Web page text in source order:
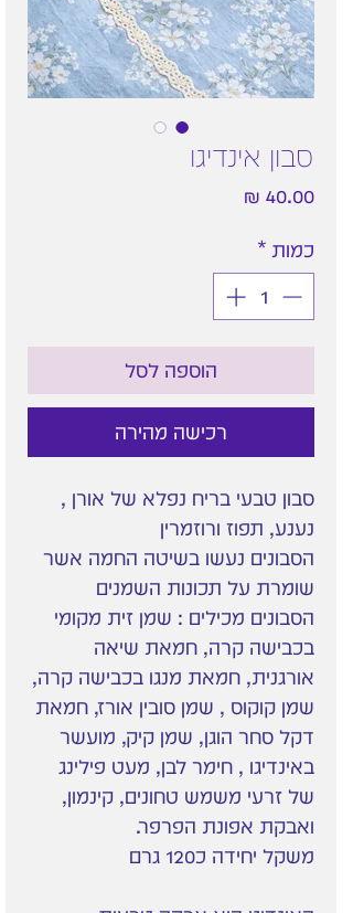
סבון אינדיגו
כמות *
הוספה לסל
רכישה מהירה
סבון טבעי בריח נפלא של אורן ,
נענע, תפוז ורוזמרין
הסבונים נעשו בשיטה החמה אשר
שומרת על תכונות השמנים
הסבונים מכילים : שמן זית מקומי
בכבישה קרה, חמאת שיאה
אורגנית, חמאת מנגו בכבישה קרה,
שמן קוקוס , שמן סובין אורז, חמאת
דקל סחר הוגן, שמן קיק, מועשר
באינדיגו , חימר לבן, מעט פילינג
של זרעי משמש טחונים, קינמון,
ואבקת אפונת הפרפר.
משקל יחידה כ120 גרם